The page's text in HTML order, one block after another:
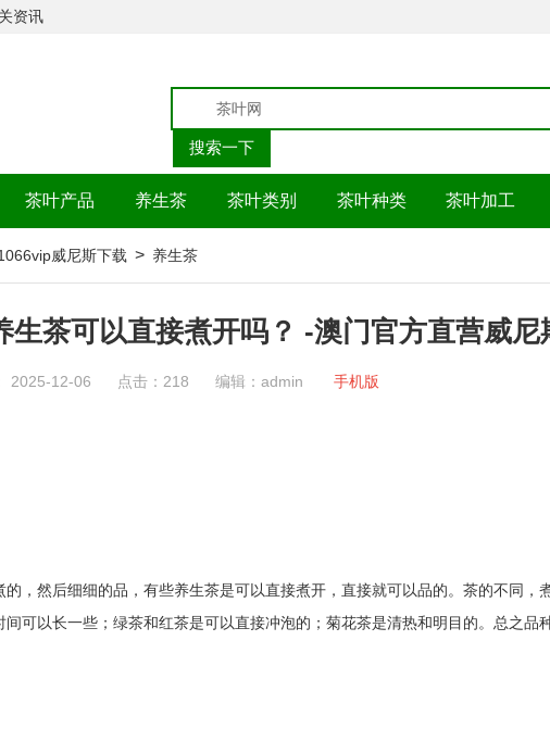
资讯
茶叶产品 养生茶 茶叶类别 茶叶种类 茶叶加工
威尼斯下载 > 养生茶
生茶可以直接煮开吗？ -澳门官方直营威尼
2025-12-06 点击：218 编辑：admin 手机版
，然后细细的品，有些养生茶是可以直接煮开，直接就可以品的。茶的不同，
可以长一些；绿茶和红茶是可以直接冲泡的；菊花茶是清热和明目的。总之品